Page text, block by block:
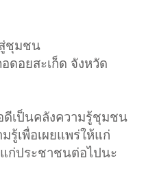
ชุมชน
ดอยสะเก็ด จังหวัด
เป็นคลังความรู้ชุมชน
รู้เพื่อเผยแพร่ให้แก่
ก่ประชาชนต่อไปนะ